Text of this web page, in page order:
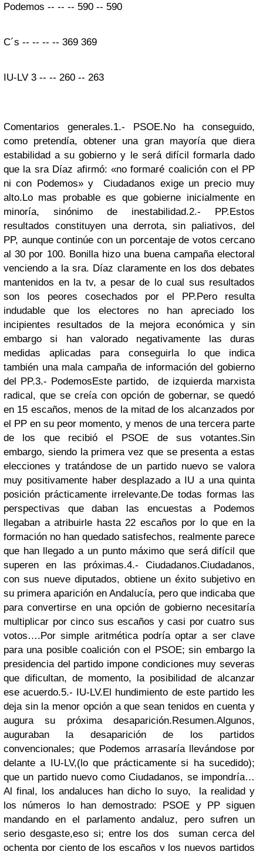
Podemos -- -- -- 590 -- 590
C´s -- -- -- -- 369 369
IU-LV 3 -- -- 260 -- 263
Comentarios generales.1.- PSOE.No ha conseguido,
como pretendía, obtener una gran mayoría que diera
estabilidad a su gobierno y le será difícil formarla dado
que la sra Díaz afirmó: «no formaré coalición con el PP
ni con Podemos» yCiudadanos exige un precio muy
alto.Lo mas probable es que gobierne inicialmente en
minoría, sinónimo de inestabilidad.2.- PP.Estos
resultados constituyen una derrota, sin paliativos, del
PP, aunque continúe con un porcentaje de votos cercano
al 30 por 100. Bonilla hizo una buena campaña electoral
venciendo a la sra. Díaz claramente en los dos debates
mantenidos en la tv, a pesar de lo cual sus resultados
son los peores cosechados por el PP.Pero resulta
indudable que los electores no han apreciado los
incipientes resultados de la mejora económica y sin
embargo si han valorado negativamente las duras
medidas aplicadas para conseguirla lo que indica
también una mala campaña de información del gobierno
del PP.3.- PodemosEste partido, de izquierda marxista
radical, que se creía con opción de gobernar, se quedó
en 15 escaños, menos de la mitad de los alcanzados por
el PP en su peor momento, y menos de una tercera parte
de los que recibió el PSOE de sus votantes.Sin
embargo, siendo la primera vez que se presenta a estas
elecciones y tratándose de un partido nuevo se valora
muy positivamente haber desplazado a IU a una quinta
posición prácticamente irrelevante.De todas formas las
perspectivas que daban las encuestas a Podemos
llegaban a atribuirle hasta 22 escaños por lo que en la
formación no han quedado satisfechos, realmente parece
que han llegado a un punto máximo que será difícil que
superen en las próximas.4.- Ciudadanos.Ciudadanos,
con sus nueve diputados, obtiene un éxito subjetivo en
su primera aparición en Andalucía, pero que indicaba que
para convertirse en una opción de gobierno necesitaría
multiplicar por cinco sus escaños y casi por cuatro sus
votos….Por simple aritmética podría optar a ser clave
para una posible coalición con el PSOE; sin embargo la
presidencia del partido impone condiciones muy severas
que dificultan, de momento, la posibilidad de alcanzar
ese acuerdo.5.- IU-LV.El hundimiento de este partido les
deja sin la menor opción a que sean tenidos en cuenta y
augura su próxima desaparición.Resumen.Algunos,
auguraban la desaparición de los partidos
convencionales; que Podemos arrasaría llevándose por
delante a IU-LV,(lo que prácticamente si ha sucedido);
que un partido nuevo como Ciudadanos, se impondría…
Al final, los andaluces han dicho lo suyo, la realidad y
los números lo han demostrado: PSOE y PP siguen
mandando en el parlamento andaluz, pero sufren un
serio desgaste,eso si; entre los dos suman cerca del
ochenta por ciento de los escaños y los nuevos partidos